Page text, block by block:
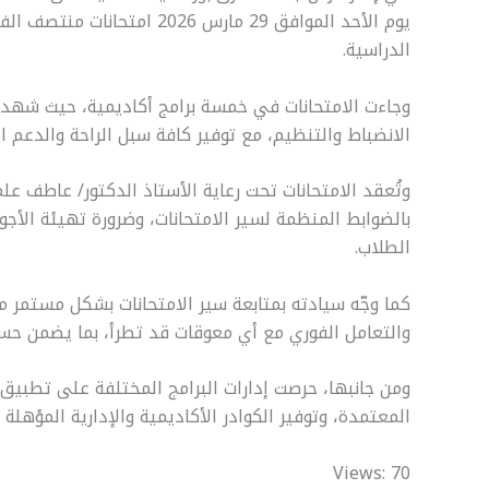
الدراسية.
وجاءت الامتحانات في خمسة برامج أكاديمية، حيث
الانضباط والتنظيم، مع توفير كافة سبل الراحة
وتُعقد الامتحانات تحت رعاية الأستاذ الدكتور/ عاطف
بالضوابط المنظمة لسير الامتحانات، وضرورة تهيئة
الطلاب.
كما وجّه سيادته بمتابعة سير الامتحانات بشكل مستمر
والتعامل الفوري مع أي معوقات قد تطرأ، بما يضمن
ومن جانبها، حرصت إدارات البرامج المختلفة على تطبيق
المعتمدة، وتوفير الكوادر الأكاديمية والإدارية
Views: 70